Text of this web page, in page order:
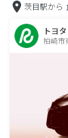
茨目駅から
トヨ
柏崎市